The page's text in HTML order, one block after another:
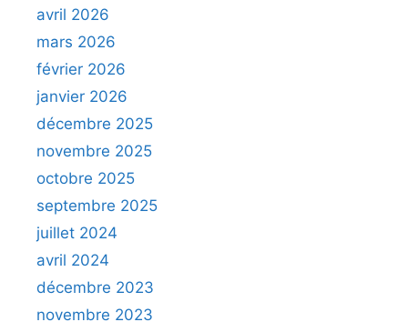
avril 2026
mars 2026
février 2026
janvier 2026
décembre 2025
novembre 2025
octobre 2025
septembre 2025
juillet 2024
avril 2024
décembre 2023
novembre 2023